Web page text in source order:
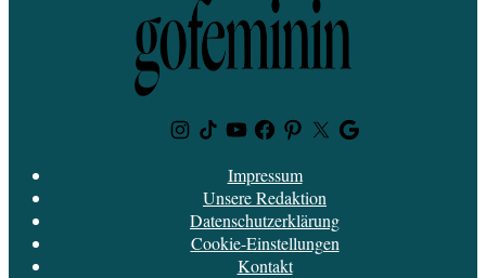
Instagram
TikTokYoutubeFacebook
PinterestTwitterGoogle
Impressum
Unsere Redaktion
Datenschutzerklärung
Cookie-Einstellungen
Kontakt